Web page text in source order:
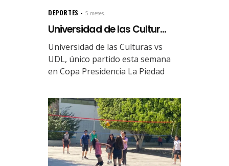
DEPORTES 5 meses.
Universidad de las Cultur...
Universidad de las Culturas vs
UDL, único partido esta semana
en Copa Presidencia La Piedad